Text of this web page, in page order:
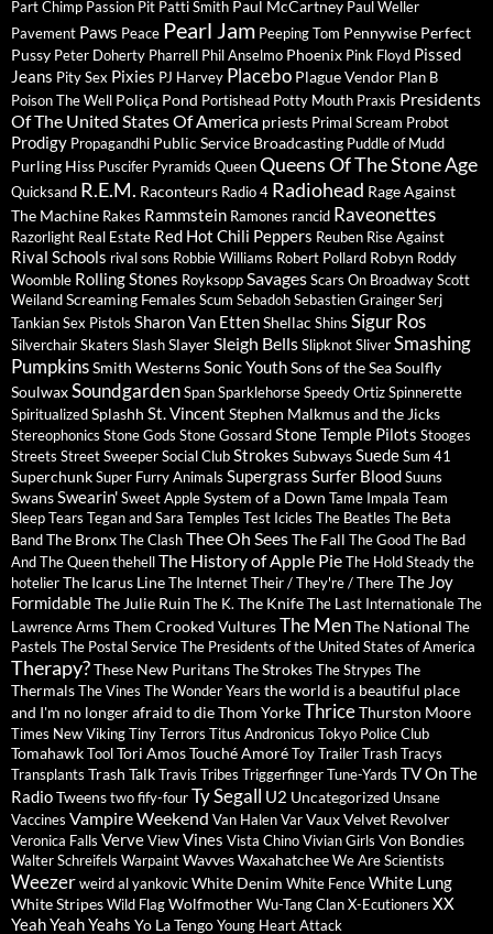
Part Chimp Passion Pit Patti Smith Paul McCartney Paul Weller
Pavement Paws Peace Pearl Jam Peeping Tom Pennywise Perfect
Pussy Peter Doherty Pharrell Phil Anselmo Phoenix Pink Floyd Pissed
Jeans Pity Sex Pixies PJ Harvey Placebo Plague Vendor Plan B
Poison The Well Poliça Pond Portishead Potty Mouth Praxis Presidents
Of The United States Of America priests Primal Scream Probot
Prodigy Propagandhi Public Service Broadcasting Puddle of Mudd
Purling Hiss Puscifer Pyramids QueenQueens Of The Stone Age
Quicksand R.E.M. Raconteurs Radio 4 Radiohead Rage Against
The Machine Rakes Rammstein Ramones rancid Raveonettes
Razorlight Real Estate Red Hot Chili Peppers Reuben Rise Against
Rival Schools rival sons Robbie Williams Robert Pollard Robyn Roddy
Woomble Rolling Stones RoyksoppSavagesScars On BroadwayScott
WeilandScreaming FemalesScum SebadohSebastien GraingerSerj
TankianSex Pistols Sharon Van EttenShellac Shins Sigur Ros
SilverchairSkaters SlashSlayerSleigh BellsSlipknotSliverSmashing
PumpkinsSmith WesternsSonic YouthSons of the SeaSoulfly
SoulwaxSoundgardenSpanSparklehorseSpeedy OrtizSpinnerette
SpiritualizedSplashh St. Vincent Stephen Malkmus and the Jicks
Stereophonics Stone Gods Stone GossardStone Temple Pilots Stooges
Streets Street Sweeper Social ClubStrokes SubwaysSuedeSum 41
SuperchunkSuper Furry Animals Supergrass Surfer BloodSuuns
SwansSwearin'Sweet AppleSystem of a Down Tame Impala Team
SleepTears Tegan and Sara Temples Test Icicles The Beatles The Beta
BandThe BronxThe ClashThee Oh SeesThe Fall The Good The Bad
And The QueenthehellThe History of Apple PieThe Hold Steadythe
hotelierThe Icarus LineThe InternetTheir / They're / ThereThe Joy
FormidableThe Julie Ruin The K. The KnifeThe Last InternationaleThe
Lawrence Arms Them Crooked VulturesThe MenThe National The
Pastels The Postal ServiceThe Presidents of the United States of America
Therapy?These New PuritansThe StrokesThe Strypes The
ThermalsThe Vines The Wonder Years the world is a beautiful place
and I'm no longer afraid to dieThom YorkeThriceThurston Moore
Times New VikingTiny Terrors Titus Andronicus Tokyo Police Club
TomahawkToolTori AmosTouché AmoréToyTrailer Trash Tracys
Transplants Trash TalkTravis Tribes TriggerfingerTune-Yards TV On The
RadioTweenstwo fify-fourTy Segall U2 Uncategorized Unsane
Vaccines Vampire Weekend Van HalenVarVauxVelvet Revolver
Veronica Falls VerveViewVines Vista ChinoVivian Girls Von Bondies
Walter Schreifels WarpaintWavvesWaxahatcheeWe Are Scientists
Weezerweird al yankovicWhite Denim White FenceWhite Lung
White StripesWild FlagWolfmotherWu-Tang ClanX-Ecutioners XX
Yeah Yeah Yeahs Yo La TengoYoung Heart Attack